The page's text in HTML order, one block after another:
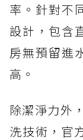
率。針對不
設計，包含
房無預留進
高。
除潔淨力外
洗技術，官